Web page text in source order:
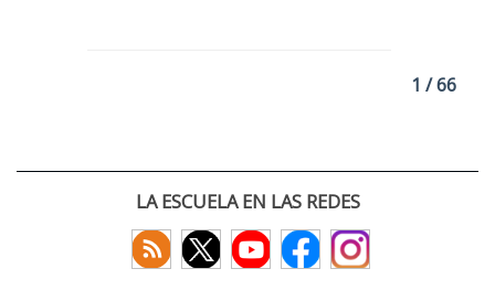
1 / 66
LA ESCUELA EN LAS REDES